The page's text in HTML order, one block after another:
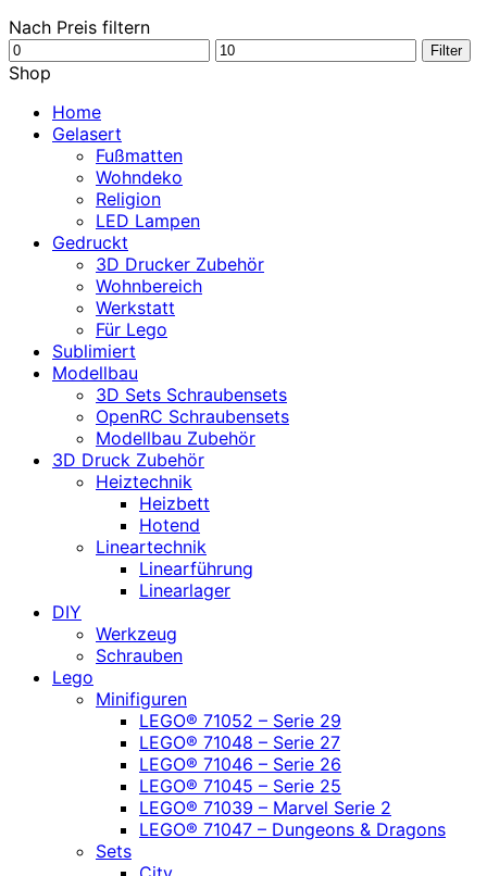
Nach Preis filtern
Min.
Preis
Max.
Filter
Shop
Home
Gelasert
Fußmatten
Wohndeko
Religion
LED Lampen
Gedruckt
3D Drucker Zubehör
Wohnbereich
Werkstatt
Für Lego
Sublimiert
Modellbau
3D Sets Schraubensets
OpenRC Schraubensets
Modellbau Zubehör
3D Druck Zubehör
Heiztechnik
Heizbett
Hotend
Lineartechnik
Linearführung
Linearlager
DIY
Werkzeug
Schrauben
Lego
Minifiguren
LEGO® 71052 – Serie 29
LEGO® 71048 – Serie 27
LEGO® 71046 – Serie 26
LEGO® 71045 – Serie 25
LEGO® 71039 – Marvel Serie 2
LEGO® 71047 – Dungeons & Dragons
Sets